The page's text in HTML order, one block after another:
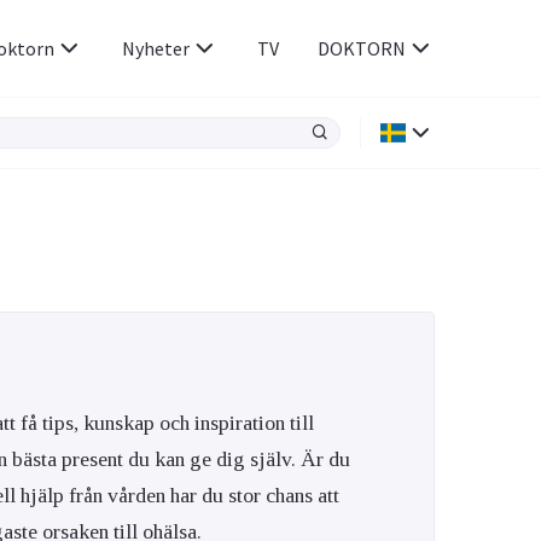
Rörelseapparaten
Nyheter TV DOKTORN
få tips, kunskap och inspiration till
bästa present du kan ge dig själv. Är du
hjälp från vården har du stor chans att
orsaken till ohälsa.